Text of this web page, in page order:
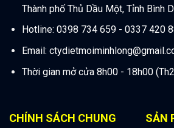
Thành phố Thủ Dầu Một, Tỉnh Bình
Hotline: 0398 734 659 - 0337 420
Email:
Thời gian mở cửa 8h00 - 18h00
CHÍNH SÁCH CHUNG SẢN